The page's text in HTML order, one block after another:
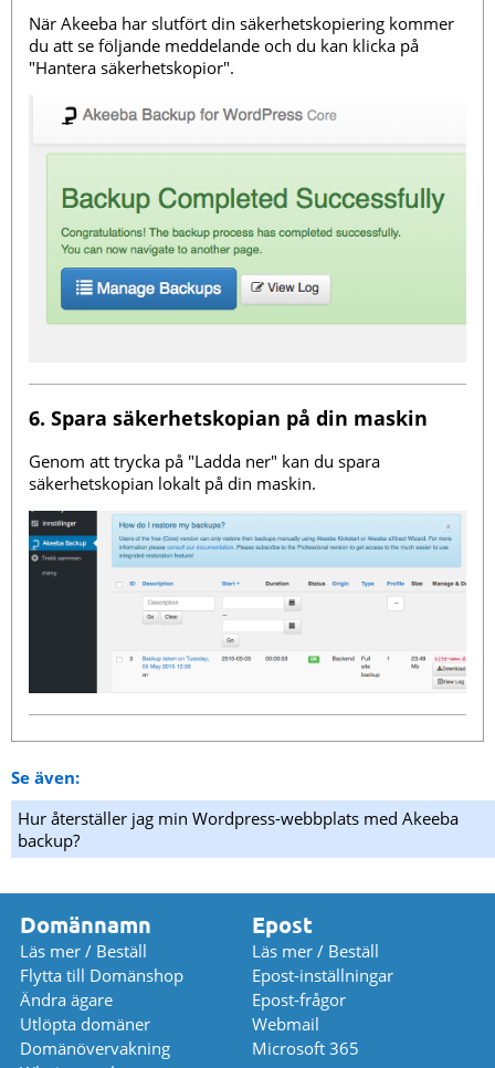
När Akeeba har slutfört din säkerhetskopiering kommer
du att se följande meddelande och du kan klicka på
"Hantera säkerhetskopior".
6. Spara säkerhetskopian på din maskin
Genom att trycka på "Ladda ner" kan du spara
säkerhetskopian lokalt på din maskin.
Se även:
Hur återställer jag min Wordpress-webbplats med Akeeba
backup?
Domännamn
Läs mer / Beställ
Flytta till Domänshop
Ändra ägare
Utlöpta domäner
Domänövervakning
Epost
Läs mer / Beställ
Epost-inställningar
Epost-frågor
Webmail
Microsoft 365